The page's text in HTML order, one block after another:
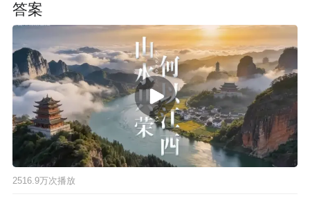
答案
2516.9万次播放